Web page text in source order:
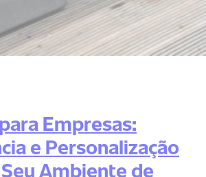
Empresas:
e Personalização
Ambiente de